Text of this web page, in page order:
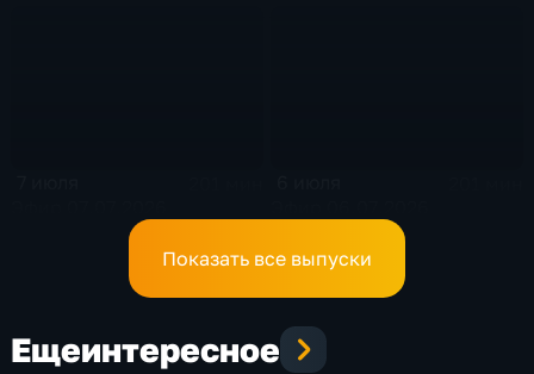
Показать все выпуски
Ещеинтересное